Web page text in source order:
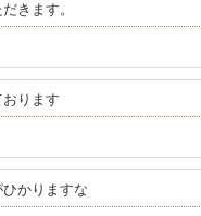
きます。
ります
かりますな